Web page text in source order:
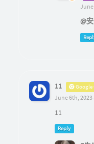
June
@
11
June 6th, 2023
11
Reply